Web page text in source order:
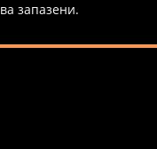
запазени.